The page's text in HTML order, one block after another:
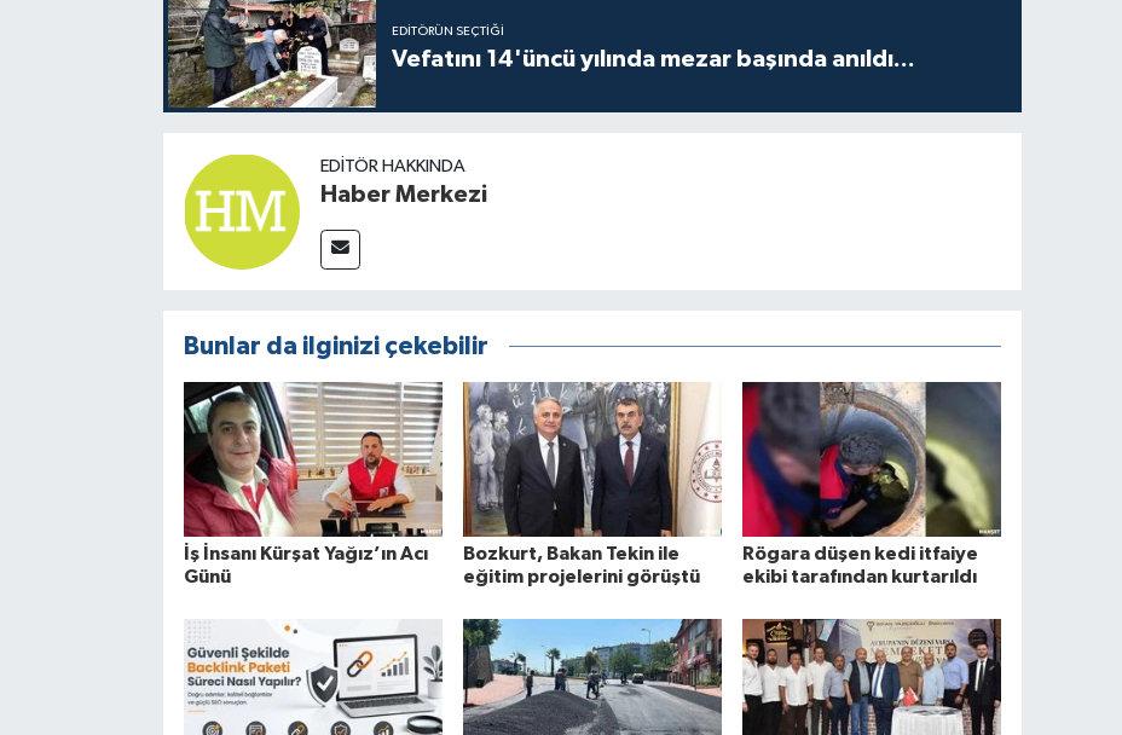
EDITÖRÜN SEÇTIĞI
Vefatını 14'üncü yılında mezar başında anıldı...
EDITÖR HAKKINDA
Haber Merkezi
Bunlar da ilginizi çekebilir
İş İnsanı Kürşat Yağız’ın Acı
Günü
Bozkurt, Bakan Tekin ile
eğitim projelerini görüştü
Rögara düşen kedi itfaiye
ekibi tarafından kurtarıldı